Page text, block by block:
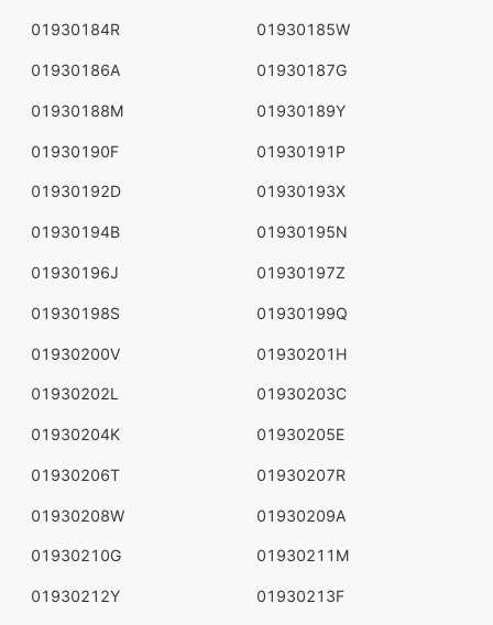
01930184R 01930185W
01930186A 01930187G
01930188M 01930189Y
01930190F 01930191P
01930192D 01930193X
01930194B 01930195N
01930196J 01930197Z
01930198S 01930199Q
01930200V 01930201H
01930202L 01930203C
01930204K 01930205E
01930206T 01930207R
01930208W 01930209A
01930210G 01930211M
01930212Y 01930213F